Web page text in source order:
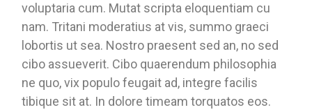
voluptaria cum. Mutat scripta eloquentiam cu
nam. Tritani moderatius at vis, summo graeci
lobortis ut sea. Nostro praesent sed an, no sed
cibo assueverit. Cibo quaerendum philosophia
ne quo, vix populo feugait ad, integre facilis
tibique sit at. In dolore timeam torquatos eos.